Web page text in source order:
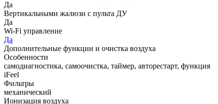
Да
Вертикальными жалюзи с пульта ДУ
Да
Wi-Fi управление
Да
Дополнительные функции и очистка воздуха
Особенности
самодиагностика, самоочистка, таймер, авторестарт, функция
iFeel
Фильтры
механический
Ионизация воздуха